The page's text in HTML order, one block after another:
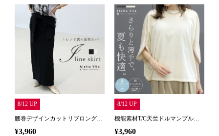
レディースボトムス
ファッション雑貨
会員ステージ特典プログラムについて
ご利用ガイド